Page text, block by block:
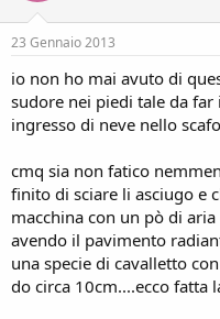
23 Gennaio 2013
io non ho mai avuto di
sudore nei piedi tale da
ingresso di neve nello
cmq sia non fatico
finito di sciare li asciugo e
macchina con un pò di
avendo il pavimento
una specie di cavalletto
do circa 10cm....ecco fatta